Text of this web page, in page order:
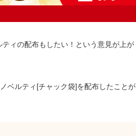
ィの配布もしたい！という意見が上が
ベルティ[チャック袋]を配布したことが